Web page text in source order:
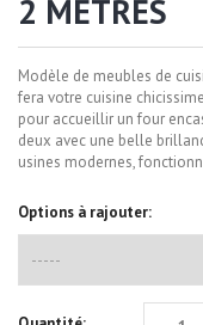
2 METRES
Modèle de meubles de
fera votre cuisine
pour accueillir un four
deux avec une belle
usines modernes,
Options à rajouter: